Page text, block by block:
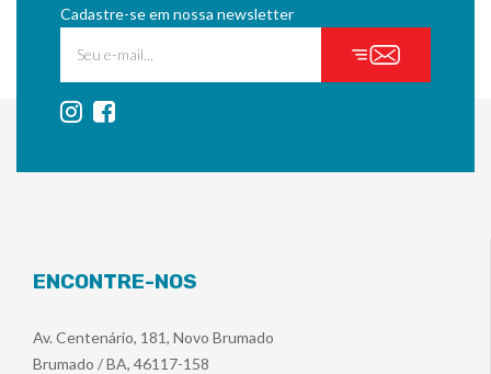
Cadastre-se em nossa newsletter
ENCONTRE-NOS
Av. Centenário, 181, Novo Brumado
Brumado / BA, 46117-158